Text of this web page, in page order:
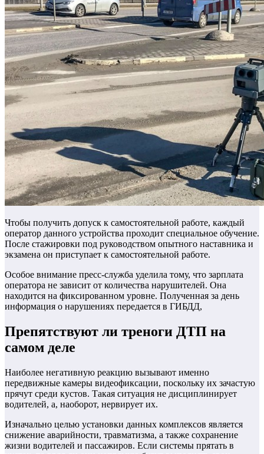
Чтобы получить допуск к самостоятельной работе, каждый
оператор данного устройства проходит специальное обучение.
После стажировки под руководством опытного наставника и
экзамена он приступает к самостоятельной работе.
Особое внимание пресс-служба уделила тому, что зарплата
оператора не зависит от количества нарушителей. Она
находится на фиксированном уровне. Полученная за день
информация о нарушениях передается в ГИБДД,
Препятствуют ли треноги ДТП на
самом деле
Наиболее негативную реакцию вызывают именно
передвижные камеры видеофиксации, поскольку их зачастую
прячут среди кустов. Такая ситуация не дисциплинирует
водителей, а, наоборот, нервирует их.
Изначально целью установки данных комплексов является
снижение аварийности, травматизма, а также сохранение
жизни водителей и пассажиров. Если системы прятать в